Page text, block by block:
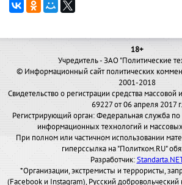
18+
Учредитель - ЗАО "Политические
© Информационный сайт политических
2001-2018
Свидетельство о регистрации средства
69227 от 06 апреля 2017 г.
Регистрирующий орган: Федеральная служба по
информационных технологий и
При полном или частичном использовании
гиперссылка на "Политком.RU"
Разработчик:
*Организации, экстремисты и террористы,
(Facebook и Instagram), Русский добровольческий